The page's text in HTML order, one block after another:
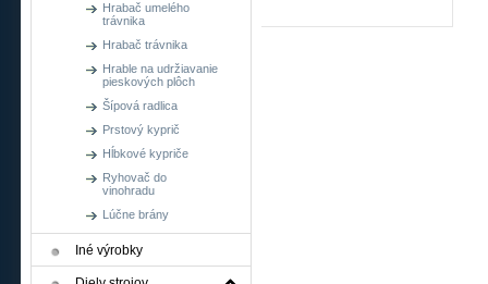
Hrabač umelého
trávnika
Hrabač trávnika
Hrable na udržiavanie
pieskových plôch
Šípová radlica
Prstový kyprič
Hĺbkové kypriče
Ryhovač do
vinohradu
Lúčne brány
Iné výrobky